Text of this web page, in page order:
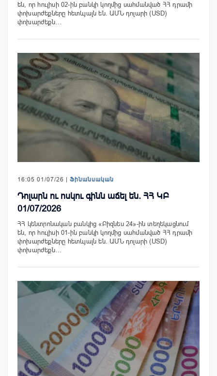
են, որ հուլիսի 02-ին բանկի կողմից սահմանված ՀՀ դրամի
փոխարժեքները հետևյալն են. ԱՄՆ դոլարի (USD)
փոխարժեքն…
16:05 01/07/26 | Ֆինանսական
Դոլարն ու ոսկու գինն աճել են. ՀՀ ԿԲ
01/07/2026
ՀՀ կենտրոնական բանկից «Բիզնես 24»-ին տեղեկացնում
են, որ հուլիսի 01-ին բանկի կողմից սահմանված ՀՀ դրամի
փոխարժեքները հետևյալն են. ԱՄՆ դոլարի (USD)
փոխարժեքն…